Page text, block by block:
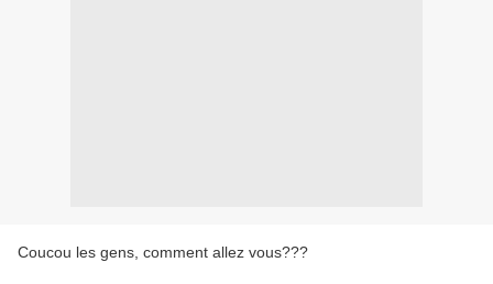
Coucou les gens, comment allez vous???